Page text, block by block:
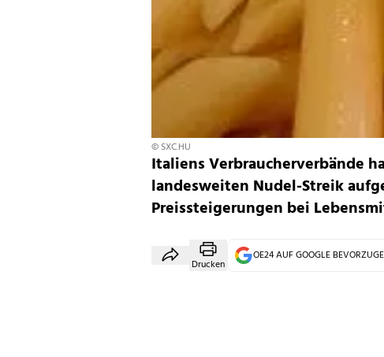
© SXC.HU
Italiens Verbraucherverbände
landesweiten Nudel-Streik
Preissteigerungen bei
Drucken
OE24 AUF GOOGLE